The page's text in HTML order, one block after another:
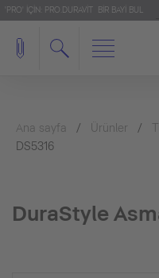
'PRO' IÇIN: PRO.DURAVIT BIR BAYI BUL
Ana sayfa Ürünler
DS5316
DuraStyle